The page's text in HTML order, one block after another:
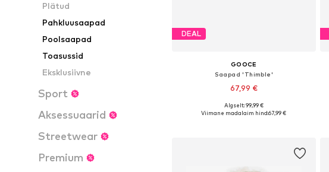
Plätud
Pahkluusaapad
Poolsaapad
Toasussid
Eksklusiivne
Sport
Aksessuaarid
Streetwear
Premium
DEAL
GOOCE
Saapad 'Thimble'
67,99 €
+1
Saadaolevad suurused: 36, 38, 39, 40
Algselt: 99,99 €
Viimane madalaim hind:67,99 €